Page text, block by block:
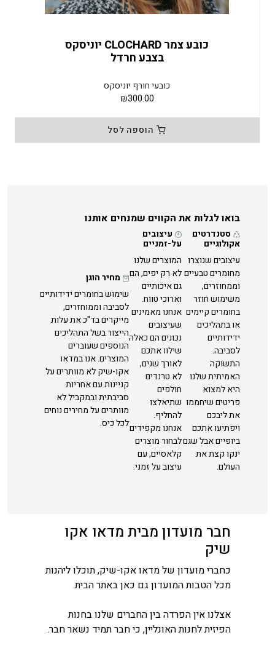
כובע צמר CLOCHARD יוניסקס
בצבע חרדל
כובעי חורף יוניסקס
₪300.00
הוספה לסל
בואו לגלות את הקווים שמנחים אותנו
סטנדרטים
אקולוגיים
עיצובים שנוצרו
מחומרים טבעיים
וממחוזרים,
משימוש חוזר
בחומרים קיימים
או בתהליכים
ידידותיים
לסביבה.
התשוקה
האמיתית שלנו
היא למצוא
פריטים שיחממו
את ליבכם
ויפתיעו אתכם
ביופיים אבל שגם
ינקו קצת את
העולם.
עיצובים
על-זמניים
המוצרים שלנו
לא רק יפים, הם
גם איכותיים
וארוכי טווח.
אנחנו מאמינים
שעיצובים
נכונים הם כאלה
שילוו אתכם
לאורך שנים,
לא טרנדים
חולפים
שתיאלצו
להחליף.
אנחנו מקפידים
לבחור מוצרים
קלאסיים, עם
עיצוב על זמני.
מחיר הוגן
שימוש בחומרים ידידותיים
לסביבה וממוחזרים,
מייקרים בד"כ את עלות
הייצור בשל התהליכים
הנוספים שעוברים
המוצרים. אנו במדאו
אקו-שיק לא מוותרים על
קניינות עם אחריות
סביבתית ובמקביל לא
מוותרים על מחירים נוחים
לכל כיס.
חבר מועדון מבית מדאו אקו
שיק
כחברי מועדון של מדאו אקו-שיק, תוכלו ליהנות
מכל הטבות המועדון גם כאן באתר הבית.
אצלנו אין הפרדה בין החברים שלנו בחנות
הפיזית לחנות האונליין, כי חבר תמיד נשאר חבר.